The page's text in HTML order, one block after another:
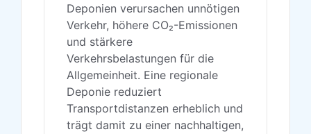
Deponien verursachen unnötigen
Verkehr, höhere CO₂-Emissionen
und stärkere
Verkehrsbelastungen für die
Allgemeinheit. Eine regionale
Deponie reduziert
Transportdistanzen erheblich und
trägt damit zu einer nachhaltigen,